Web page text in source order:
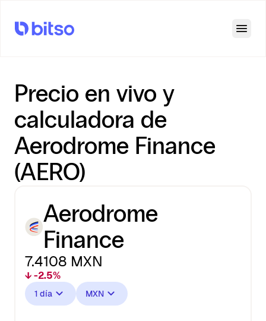
Precio en vivo y
calculadora de
Aerodrome Finance
(AERO)
Aerodrome
Finance
7.4108 MXN
↓ -2.5%
1 día MXN